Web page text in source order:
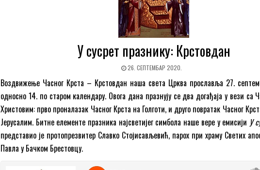
У сусрет празнику: Крстовдан
26. СЕПТЕМБАР 2020.
Воздвижењe Часног Крста – Крстовдан наша света Црква прославља 27.
односно 14. по старом календару. Овога дана празнују се два догађаја у вези са
Христовим: прво проналазак Часног Крста на Голготи, и друго повратак Часног
Јерусалим. Битне елементе празника најсветијег симбола наше вере у емисији У
представио је протопрезвитер Славко Стојисављевић, парох при храму Светих
Павла у Бачком Брестовцу.